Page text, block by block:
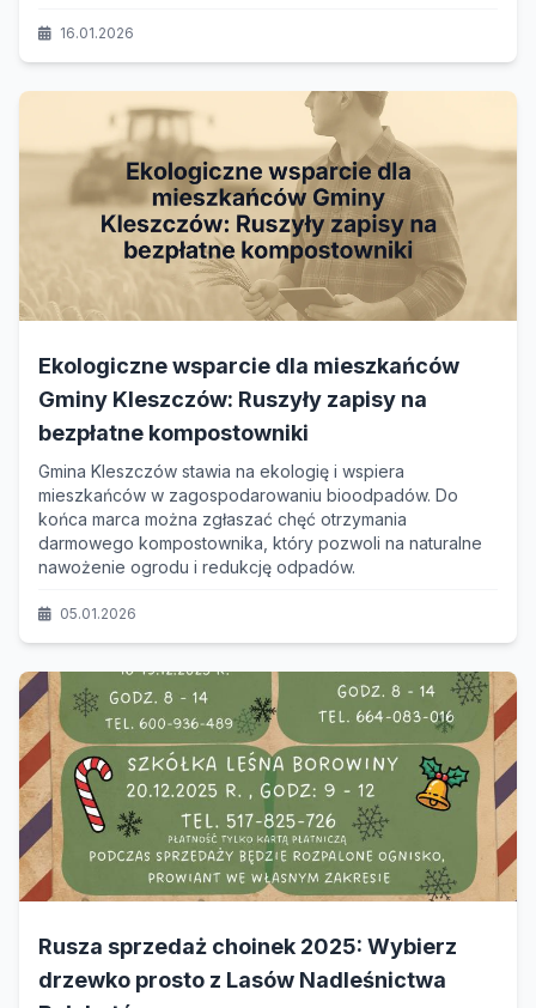
16.01.2026
Ekologiczne wsparcie dla mieszkańców
Gminy Kleszczów: Ruszyły zapisy na
bezpłatne kompostowniki
Gmina Kleszczów stawia na ekologię i wspiera
mieszkańców w zagospodarowaniu bioodpadów. Do
końca marca można zgłaszać chęć otrzymania
darmowego kompostownika, który pozwoli na naturalne
nawożenie ogrodu i redukcję odpadów.
05.01.2026
Rusza sprzedaż choinek 2025: Wybierz
drzewko prosto z Lasów Nadleśnictwa